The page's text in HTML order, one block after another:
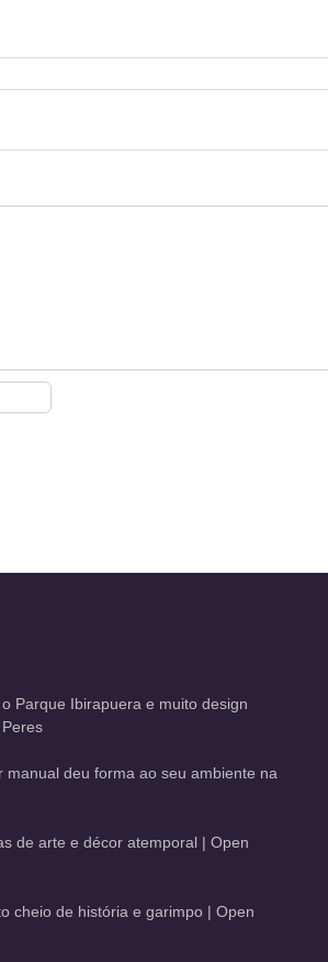
Parque Ibirapuera e muito design
deu forma ao seu ambiente na
de arte e décor atemporal | Open
cheio de história e garimpo | Open